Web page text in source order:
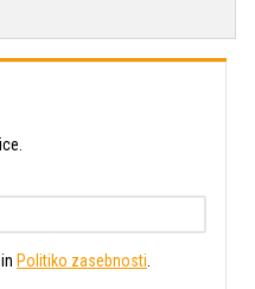
in Politiko zasebnosti.